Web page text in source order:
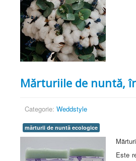
Mărturiile de nuntă,
Categorie: Weddstyle
mărturii de nuntă ecologice
Este